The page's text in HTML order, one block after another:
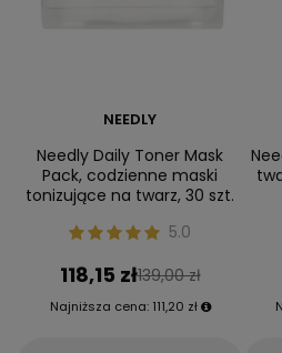
NEEDLY
Needly Daily Toner Mask
Pack, codzienne maski
tonizujące na twarz, 30 szt.
5.0
118,15 zł139,00 zł
Najniższa cena: 111,20 zł